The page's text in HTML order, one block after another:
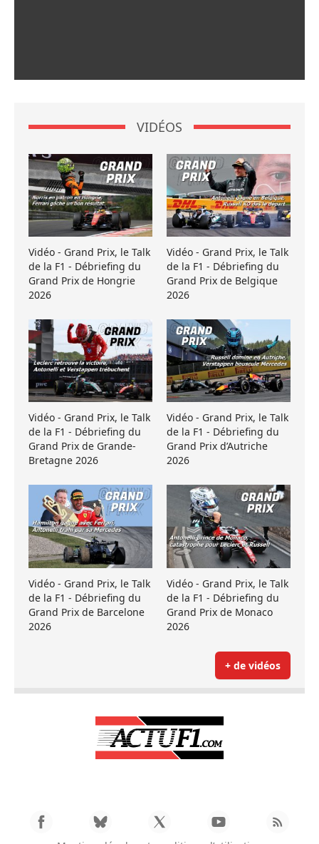
VIDÉOS
Vidéo - Grand Prix, le Talk
de la F1 - Débriefing du
Grand Prix de Hongrie
2026
Vidéo - Grand Prix, le Talk
de la F1 - Débriefing du
Grand Prix de Belgique
2026
Vidéo - Grand Prix, le Talk
de la F1 - Débriefing du
Grand Prix de Grande-
Bretagne 2026
Vidéo - Grand Prix, le Talk
de la F1 - Débriefing du
Grand Prix d’Autriche
2026
Vidéo - Grand Prix, le Talk
de la F1 - Débriefing du
Grand Prix de Barcelone
2026
Vidéo - Grand Prix, le Talk
de la F1 - Débriefing du
Grand Prix de Monaco
2026
+ de vidéos